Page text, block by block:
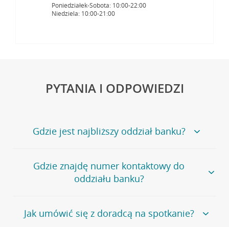
Poniedziałek-Sobota: 10:00-22:00
Niedziela: 10:00-21:00
PYTANIA I ODPOWIEDZI
Gdzie jest najbliższy oddział banku?
Jeśli szukasz oddziału naszego banku, zapraszamy na
stronęPlacówki i bankomaty, na której znajduje się
wygodna wyszukiwarka.
oddziałów
Gdzie znajdę numer kontaktowy do
oddziału banku?
Bank Credit Agricole nie udostępnia ogólnego numeru
telefonu do placówki bankowej.
Jak umówić się z doradcą na spotkanie?